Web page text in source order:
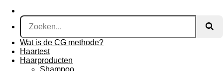
Wat is de CG methode?
Haartest
Haarproducten
Shampoo